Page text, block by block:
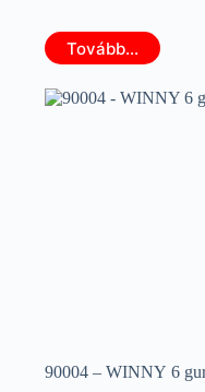
Tovább...
90004 – WINNY 6